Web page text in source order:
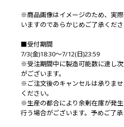
※商品画像はイメージのため、実
いますのであらかじめご了承くださ
■受付期間
7/3(金)18:30～7/12(日)23:59
※受注期間中に製造可能数に達し
がございます。
※ご注文後のキャンセルは承りま
ください。
※生産の都合により余剰在庫が発
行う場合がございます。予めご了承